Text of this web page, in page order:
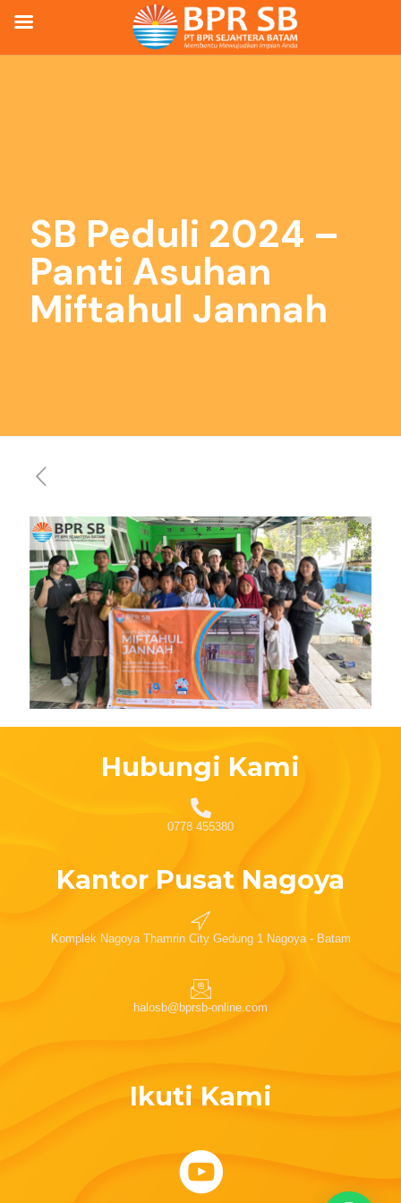
SB Peduli 2024 –
Panti Asuhan
Miftahul Jannah
Hubungi Kami
0778 455380
Kantor Pusat Nagoya
Komplek Nagoya Thamrin City Gedung 1 Nagoya - Batam
halosb@bprsb-online.com
Ikuti Kami